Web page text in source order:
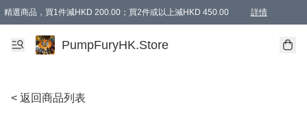
精選商品，買1件減HKD 200.00；買2件或以上減HKD 450.00 詳情
AAPE商品,會員專享9折或以上（按會員等級）AAPE products, members can
精選商品，任選買2件或以上減HKD 100.00
購物滿 HKD 800.00即享免運費優惠！（適用於 特定的送貨方式 )
PumpFuryHK.Store
< 返回商品列表